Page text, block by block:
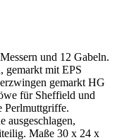
und 12 Gabeln.
gemarkt mit EPS
gemarkt HG
für Sheffield und
Perlmuttgriffe.
ausgeschlagen,
Maße 30 x 24 x